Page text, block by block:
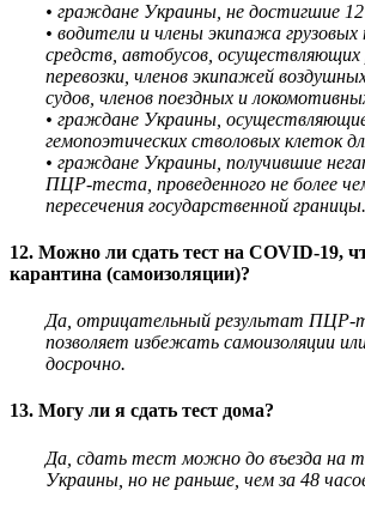
• граждане Украины, не достигшие
• водители и члены экипажа
средств, автобусов, осуществляющих
перевозки, членов экипажей
судов, членов поездных и
• граждане Украины, осуществляющие
гемопоэтических стволовых клеток
• граждане Украины, получившие
ПЦР-теста, проведенного не более
пересечения государственной границы.
12. Можно ли сдать тест на COVID-19,
карантина (самоизоляции)?
Да, отрицательный результат ПЦР-
позволяет избежать самоизоляции
досрочно.
13. Могу ли я сдать тест дома?
Да, сдать тест можно до въезда на
Украины, но не раньше, чем за 48